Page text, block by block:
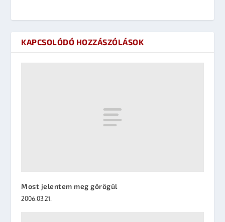
KAPCSOLÓDÓ HOZZÁSZÓLÁSOK
Most jelentem meg görögül
2006.03.21.